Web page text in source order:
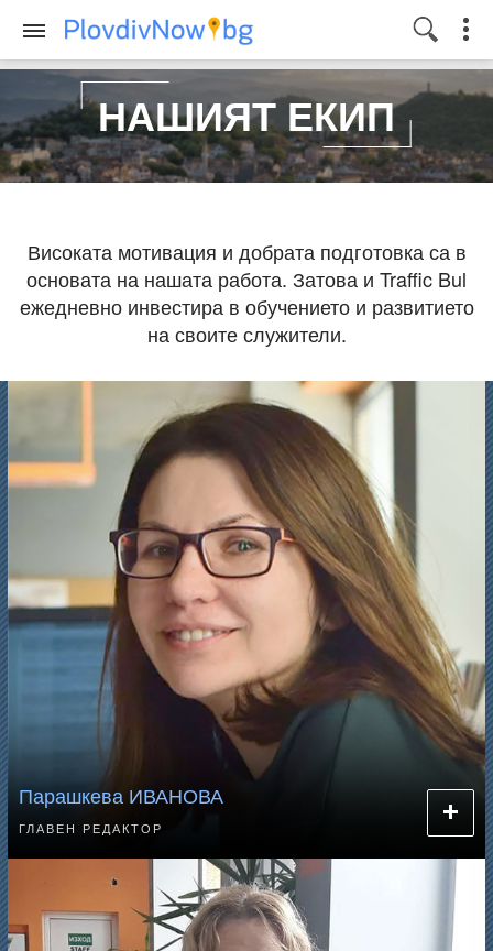
НАШИЯТ ЕКИП
Високата мотивация и добрата подготовка са в
основата на нашата работа. Затова и Traffic Bul
ежедневно инвестира в обучението и развитието
на своите служители.
Парашкева ИВАНОВА
ГЛАВЕН РЕДАКТОР